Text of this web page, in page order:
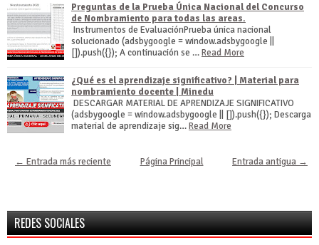
Preguntas de la Prueba Única Nacional del Concurso
de Nombramiento para todas las areas.
Instrumentos de EvaluaciónPrueba única nacional
solucionado (adsbygoogle = window.adsbygoogle ||
[]).push({}); A continuación se …Read More
¿Qué es el aprendizaje significativo? | Material para
nombramiento docente | Minedu
DESCARGAR MATERIAL DE APRENDIZAJE SIGNIFICATIVO
(adsbygoogle = window.adsbygoogle || []).push({}); Descarga
material de aprendizaje sig…Read More
← Entrada más reciente Entrada antigua →
Página Principal
REDES SOCIALES